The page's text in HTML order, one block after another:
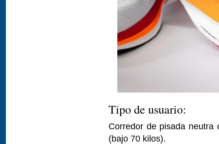
Tipo de usuario:
Corredor de pisada
(bajo 70 kilos).